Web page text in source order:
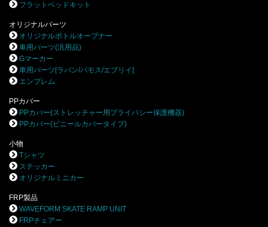
フラットベッドキット
オリジナルパーツ
オリジナルボトルオープナー
車用パーツ(汎用品)
Gマーカー
車用パーツ[ラパン/バモス/エブリイ]
エンブレム
PPカバー
PPカバー(ストレッチャー用プライバシー保護機器)
PPカバー(ビニールカバータイプ)
小物
Tシャツ
ステッカー
オリジナルミニカー
FRP製品
WAVEFORM SKATE RAMP UNIT
FRPチェアー